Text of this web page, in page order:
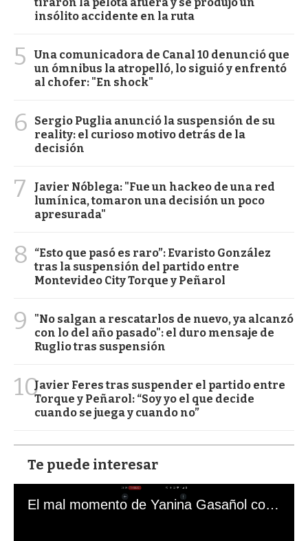
tiraron la pelota afuera y se produjo un
insólito accidente en la ruta
5
Una comunicadora de Canal 10 denunció que
un ómnibus la atropelló, lo siguió y enfrentó
al chofer: "En shock"
6
Sergio Puglia anunció la suspensión de su
reality: el curioso motivo detrás de la
decisión
7
Javier Nóblega: "Fue un hackeo de una red
lumínica, tomaron una decisión un poco
apresurada"
8
“Esto que pasó es raro”: Evaristo González
tras la suspensión del partido entre
Montevideo City Torque y Peñarol
9
"No salgan a rescatarlos de nuevo, ya alcanzó
con lo del año pasado": el duro mensaje de
Ruglio tras suspensión
10Javier Feres tras suspender el partido entre
Torque y Peñarol: “Soy yo el que decide
cuando se juega y cuando no”
Te puede interesar
El mal momento de Yanina Gasañol con un hincha argentino en "Subrayado"